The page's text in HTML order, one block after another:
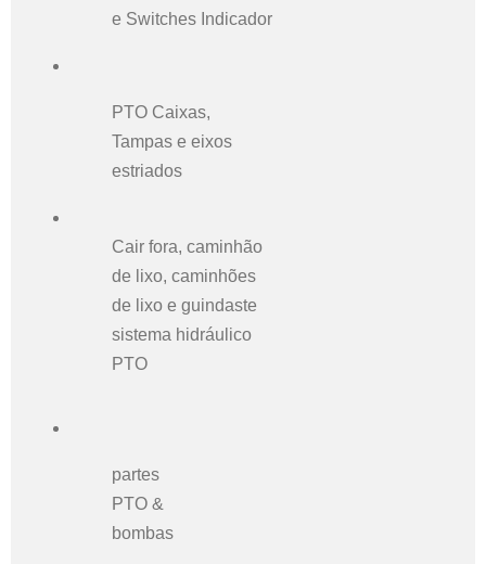
e Switches Indicador
PTO Caixas,
Tampas e eixos
estriados
Cair fora, caminhão
de lixo, caminhões
de lixo e guindaste
sistema hidráulico
PTO
partes
PTO &
bombas